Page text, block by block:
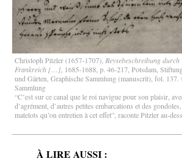
Christoph Pitzler (1657-1707), Reysebeschreibung
Frankreich […] , 1685-1688, p. 46-217, Potsdam,
und Gärten, Graphische Sammlung (manuscrit), fol. 137.
Sammlung
“C’est sur ce canal que le roi navigue pour son plaisir,
d’agrément, d’autres petites embarcations et des
matelots qu’on entretien à cet effet”, raconte Pitzler au-
À LIRE AUSSI :